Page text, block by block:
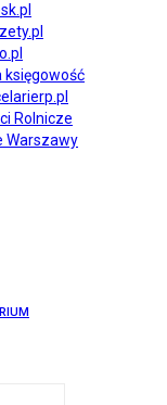
księgowość
Rolnicze
Warszawy